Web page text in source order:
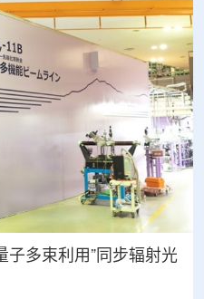
子多束利用”同步辐射光